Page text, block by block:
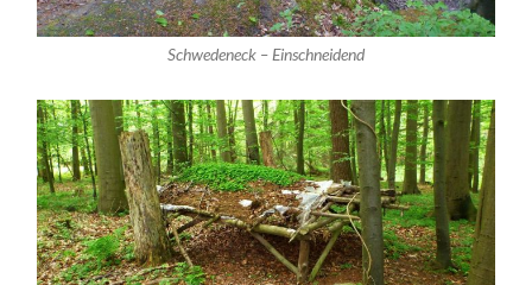
Schwedeneck – Einschneidend